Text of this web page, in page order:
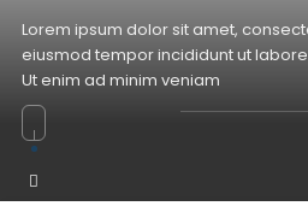
Lorem ipsum dolor sit amet,
eiusmod tempor incididunt ut
Ut enim ad minim veniam